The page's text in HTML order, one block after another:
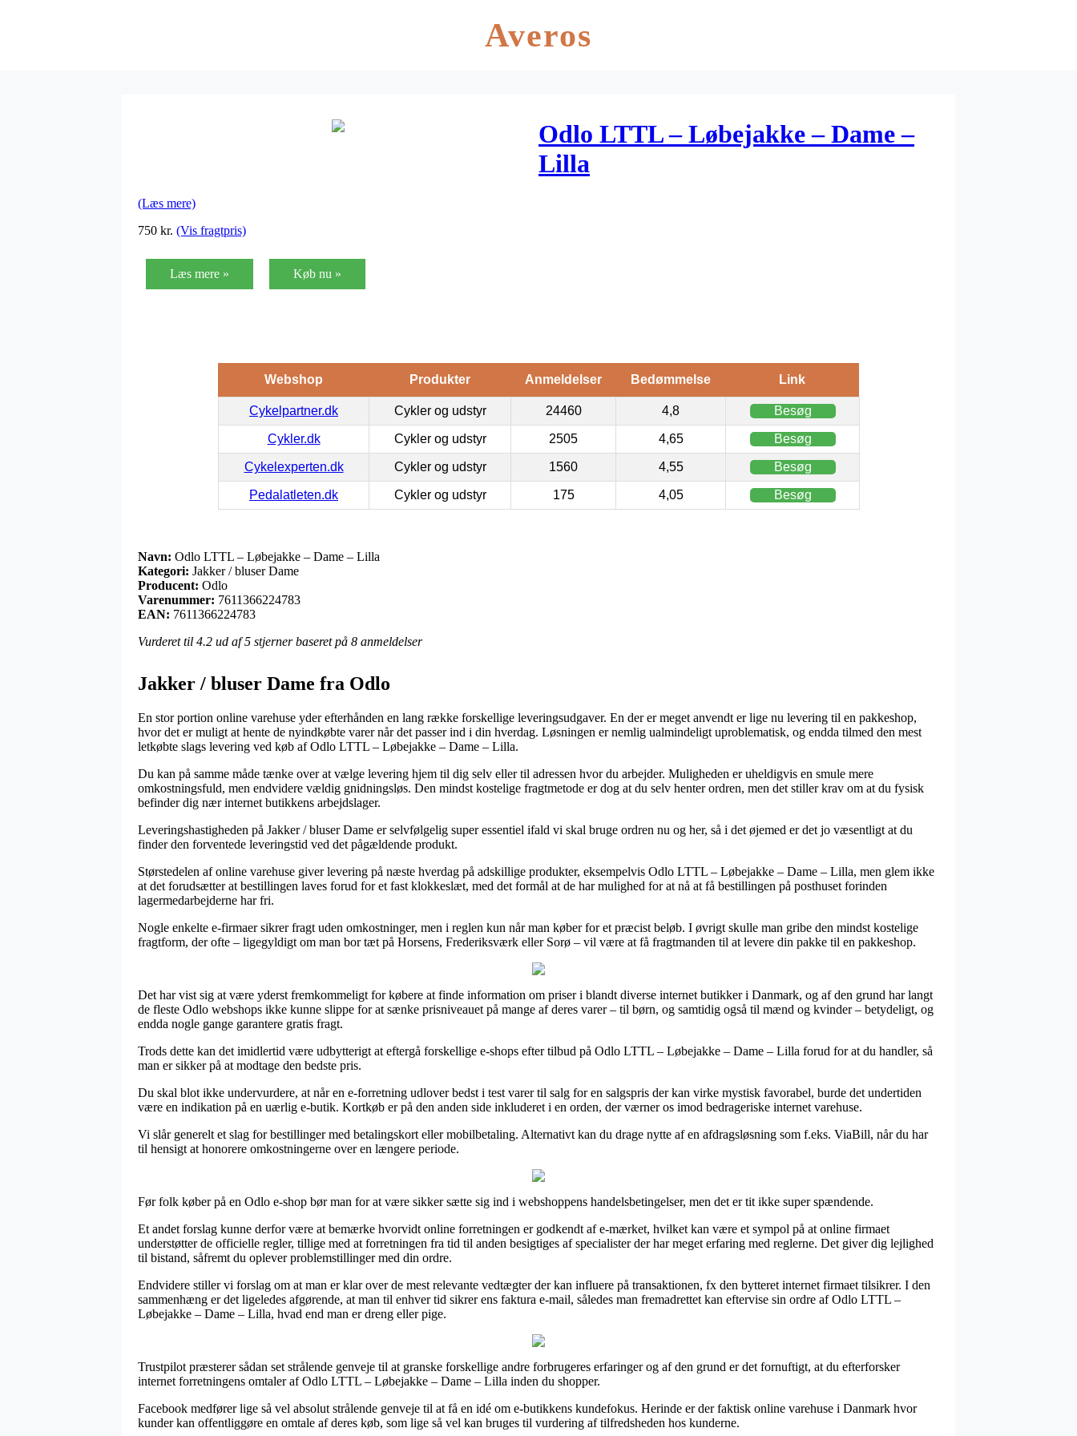
Averos
Odlo LTTL – Løbejakke – Dame –
Lilla
(Læs mere)
750 kr. (Vis fragtpris)
Læs mere » Køb nu »
Webshop Produkter Anmeldelser Bedømmelse Link
Cykelpartner.dk Cykler og udstyr 24460 4,8 Besøg
Cykler.dk Cykler og udstyr 2505 4,65 Besøg
Cykelexperten.dk Cykler og udstyr 1560 4,55 Besøg
Pedalatleten.dk Cykler og udstyr 175 4,05 Besøg
Navn: Odlo LTTL – Løbejakke – Dame – Lilla
Kategori: Jakker / bluser Dame
Producent: Odlo
Varenummer: 7611366224783
EAN: 7611366224783
Vurderet til 4.2 ud af 5 stjerner baseret på 8 anmeldelser
Jakker / bluser Dame fra Odlo
En stor portion online varehuse yder efterhånden en lang række forskellige leveringsudgaver. En der er meget anvendt er lige nu levering til en pakkeshop,
hvor det er muligt at hente de nyindkøbte varer når det passer ind i din hverdag. Løsningen er nemlig ualmindeligt uproblematisk, og endda tilmed den mest
letkøbte slags levering ved køb af Odlo LTTL – Løbejakke – Dame – Lilla.
Du kan på samme måde tænke over at vælge levering hjem til dig selv eller til adressen hvor du arbejder. Muligheden er uheldigvis en smule mere
omkostningsfuld, men endvidere vældig gnidningsløs. Den mindst kostelige fragtmetode er dog at du selv henter ordren, men det stiller krav om at du fysisk
befinder dig nær internet butikkens arbejdslager.
Leveringshastigheden på Jakker / bluser Dame er selvfølgelig super essentiel ifald vi skal bruge ordren nu og her, så i det øjemed er det jo væsentligt at du
finder den forventede leveringstid ved det pågældende produkt.
Størstedelen af online varehuse giver levering på næste hverdag på adskillige produkter, eksempelvis Odlo LTTL – Løbejakke – Dame – Lilla, men glem ikke
at det forudsætter at bestillingen laves forud for et fast klokkeslæt, med det formål at de har mulighed for at nå at få bestillingen på posthuset forinden
lagermedarbejderne har fri.
Nogle enkelte e-firmaer sikrer fragt uden omkostninger, men i reglen kun når man køber for et præcist beløb. I øvrigt skulle man gribe den mindst kostelige
fragtform, der ofte – ligegyldigt om man bor tæt på Horsens, Frederiksværk eller Sorø – vil være at få fragtmanden til at levere din pakke til en pakkeshop.
Det har vist sig at være yderst fremkommeligt for købere at finde information om priser i blandt diverse internet butikker i Danmark, og af den grund har langt
de fleste Odlo webshops ikke kunne slippe for at sænke prisniveauet på mange af deres varer – til børn, og samtidig også til mænd og kvinder – betydeligt, og
endda nogle gange garantere gratis fragt.
Trods dette kan det imidlertid være udbytterigt at eftergå forskellige e-shops efter tilbud på Odlo LTTL – Løbejakke – Dame – Lilla forud for at du handler, så
man er sikker på at modtage den bedste pris.
Du skal blot ikke undervurdere, at når en e-forretning udlover bedst i test varer til salg for en salgspris der kan virke mystisk favorabel, burde det undertiden
være en indikation på en uærlig e-butik. Kortkøb er på den anden side inkluderet i en orden, der værner os imod bedrageriske internet varehuse.
Vi slår generelt et slag for bestillinger med betalingskort eller mobilbetaling. Alternativt kan du drage nytte af en afdragsløsning som f.eks. ViaBill, når du har
til hensigt at honorere omkostningerne over en længere periode.
Før folk køber på en Odlo e-shop bør man for at være sikker sætte sig ind i webshoppens handelsbetingelser, men det er tit ikke super spændende.
Et andet forslag kunne derfor være at bemærke hvorvidt online forretningen er godkendt af e-mærket, hvilket kan være et sympol på at online firmaet
understøtter de officielle regler, tillige med at forretningen fra tid til anden besigtiges af specialister der har meget erfaring med reglerne. Det giver dig lejlighed
til bistand, såfremt du oplever problemstillinger med din ordre.
Endvidere stiller vi forslag om at man er klar over de mest relevante vedtægter der kan influere på transaktionen, fx den bytteret internet firmaet tilsikrer. I den
sammenhæng er det ligeledes afgørende, at man til enhver tid sikrer ens faktura e-mail, således man fremadrettet kan eftervise sin ordre af Odlo LTTL –
Løbejakke – Dame – Lilla, hvad end man er dreng eller pige.
Trustpilot præsterer sådan set strålende genveje til at granske forskellige andre forbrugeres erfaringer og af den grund er det fornuftigt, at du efterforsker
internet forretningens omtaler af Odlo LTTL – Løbejakke – Dame – Lilla inden du shopper.
Facebook medfører lige så vel absolut strålende genveje til at få en idé om e-butikkens kundefokus. Herinde er der faktisk online varehuse i Danmark hvor
kunder kan offentliggøre en omtale af deres køb, som lige så vel kan bruges til vurdering af tilfredsheden hos kunderne.